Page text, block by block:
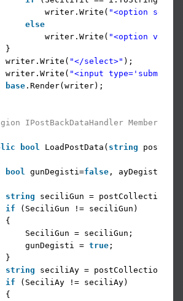
writer.Write( "<option
else
writer.Write( "<option
}
writer.Write( "</select>" );
writer.Write( "<input type='submit'
base .Render(writer);
IPostBackDataHandler Members
bool LoadPostData( string
bool
gunDegisti=false , ayDegisti=
string seciliGun = postCollection[
if
(SeciliGun != seciliGun)
{
SeciliGun = seciliGun;
gunDegisti = true ;
}
string
seciliAy = postCollection[
if
(SeciliAy != seciliAy)
{